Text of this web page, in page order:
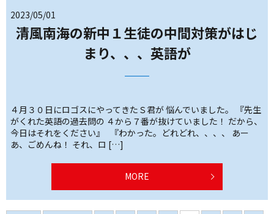
2023/05/01
清風南海の新中１生徒の中間対策がはじ
まり、、、英語が
４月３０日にロゴスにやってきたＳ君が 悩んでいました。 『先生
がくれた英語の過去問の ４から７番が抜けていました！ だから、
今日はそれをください』 『わかった。どれどれ、、、、 あー
あ、ごめんね！ それ、ロ […]
MORE